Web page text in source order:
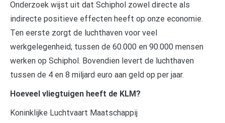
Onderzoek wijst uit dat Schiphol zowel directe als
indirecte positieve effecten heeft op onze economie.
Ten eerste zorgt de luchthaven voor veel
werkgelegenheid; tussen de 60.000 en 90.000 mensen
werken op Schiphol. Bovendien levert de luchthaven
tussen de 4 en 8 miljard euro aan geld op per jaar.
Hoeveel vliegtuigen heeft de KLM?
Koninklijke Luchtvaart Maatschappij